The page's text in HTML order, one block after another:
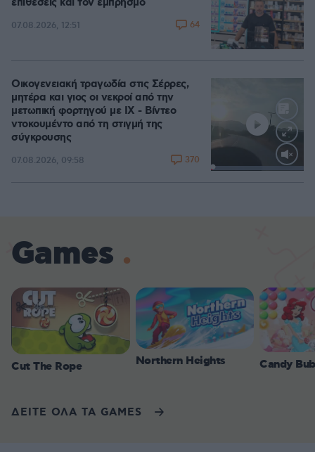
επιθέσεις και τον εμπρησμό
07.08.2026, 12:51 64
Loaded:
Οικογενειακή τραγωδία στις Σέρρες,
μητέρα και γιος οι νεκροί από την
μετωπική φορτηγού με ΙΧ - Βίντεο
ντοκουμέντο από τη στιγμή της
σύγκρουσης
07.08.2026, 09:58 370
Games
Cut The Rope Northern Heights Candy
ΔΕΙΤΕ ΟΛΑ ΤΑ GAMES